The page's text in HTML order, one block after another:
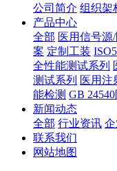
公司简介 组织架
产品中心
全部 医用信号源
案 定制工装
全性能测试系列
测试系列 医用注
能检测 GB
新闻动态
全部 行业资讯
联系我们
网站地图